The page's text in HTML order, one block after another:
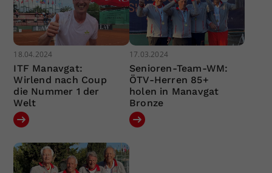
18.04.2024
ITF Manavgat:
Wirlend nach Coup
die Nummer 1 der
Welt
17.03.2024
Senioren-Team-WM:
ÖTV-Herren 85+
holen in Manavgat
Bronze